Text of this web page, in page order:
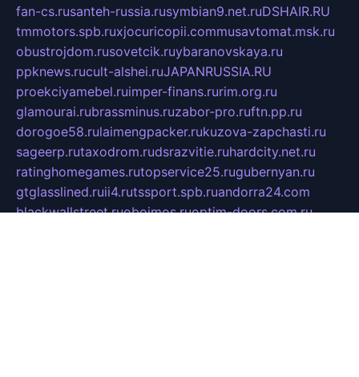
fan-cs.rusanteh-russia.rusymbian9.net.ruDSHAIR.RU
tmmotors.spb.ruxjocuricopii.commusavtomat.msk.ru
obustrojdom.rusovetcik.ruybaranovskaya.ru
ppknews.rucult-alshei.ruJAPANRUSSIA.RU
proekciyamebel.ruimper-finans.rurim.org.ru
glamourai.rubrassminus.ruzabor-pro.ruftn.pp.ru
dorogoe58.rulaimengpacker.rukuzova-zapchasti.ru
sageerp.rutaxodrom.rudsrazvitie.ruhardcity.net.ru
ratinghomegames.rutopservice25.rugubernyan.ru
gtglasslined.ruii4.rutssport.spb.ruandorra24.com
blackwallstreet.ruoboimos.ruoptim-doors.com.ru